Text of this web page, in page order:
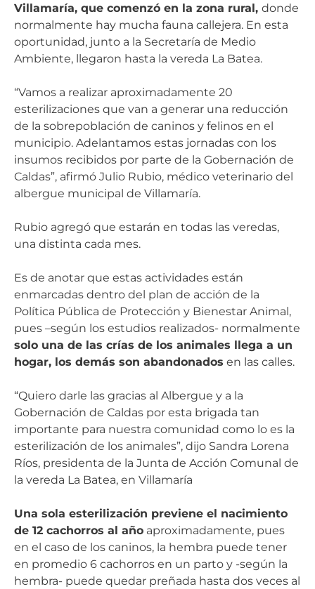
Villamaría, que comenzó en la zona rural, donde
normalmente hay mucha fauna callejera. En esta
oportunidad, junto a la Secretaría de Medio
Ambiente, llegaron hasta la vereda La Batea.
“Vamos a realizar aproximadamente 20
esterilizaciones que van a generar una reducción
de la sobrepoblación de caninos y felinos en el
municipio. Adelantamos estas jornadas con los
insumos recibidos por parte de la Gobernación de
Caldas”, afirmó Julio Rubio, médico veterinario del
albergue municipal de Villamaría.
Rubio agregó que estarán en todas las veredas,
una distinta cada mes.
Es de anotar que estas actividades están
enmarcadas dentro del plan de acción de la
Política Pública de Protección y Bienestar Animal,
pues –según los estudios realizados- normalmente
solo una de las crías de los animales llega a un
hogar, los demás son abandonados en las calles.
“Quiero darle las gracias al Albergue y a la
Gobernación de Caldas por esta brigada tan
importante para nuestra comunidad como lo es la
esterilización de los animales”, dijo Sandra Lorena
Ríos, presidenta de la Junta de Acción Comunal de
la vereda La Batea, en Villamaría
Una sola esterilización previene el nacimiento
de 12 cachorros al año aproximadamente, pues
en el caso de los caninos, la hembra puede tener
en promedio 6 cachorros en un parto y -según la
hembra- puede quedar preñada hasta dos veces al